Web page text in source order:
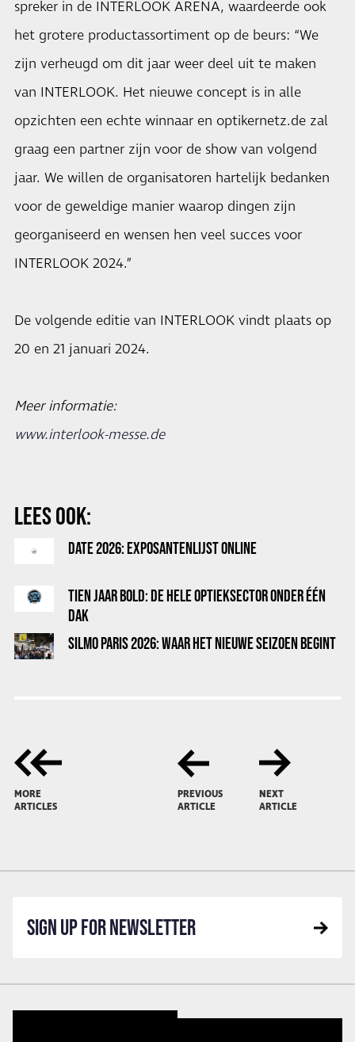
spreker in de INTERLOOK ARENA, waardeerde ook
het grotere productassortiment op de beurs: “We
zijn verheugd om dit jaar weer deel uit te maken
van INTERLOOK. Het nieuwe concept is in alle
opzichten een echte winnaar en optikernetz.de zal
graag een partner zijn voor de show van volgend
jaar. We willen de organisatoren hartelijk bedanken
voor de geweldige manier waarop dingen zijn
georganiseerd en wensen hen veel succes voor
INTERLOOK 2024.”
De volgende editie van INTERLOOK vindt plaats op
20 en 21 januari 2024.
Meer informatie:
www.interlook-messe.de
LEES OOK:
DATE 2026: EXPOSANTENLIJST ONLINE
TIEN JAAR BOLD: DE HELE OPTIEKSECTOR ONDER ÉÉN
DAK
SILMO PARIS 2026: WAAR HET NIEUWE SEIZOEN BEGINT
MORE
ARTICLES
PREVIOUS
ARTICLE
NEXT
ARTICLE
SIGN UP FOR NEWSLETTER